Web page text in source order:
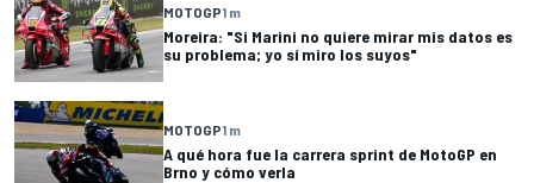
MOTOGP1 m
Moreira: "Si Marini no quiere mirar mis datos es
su problema; yo sí miro los suyos"
MOTOGP1 m
A qué hora fue la carrera sprint de MotoGP en
Brno y cómo verla